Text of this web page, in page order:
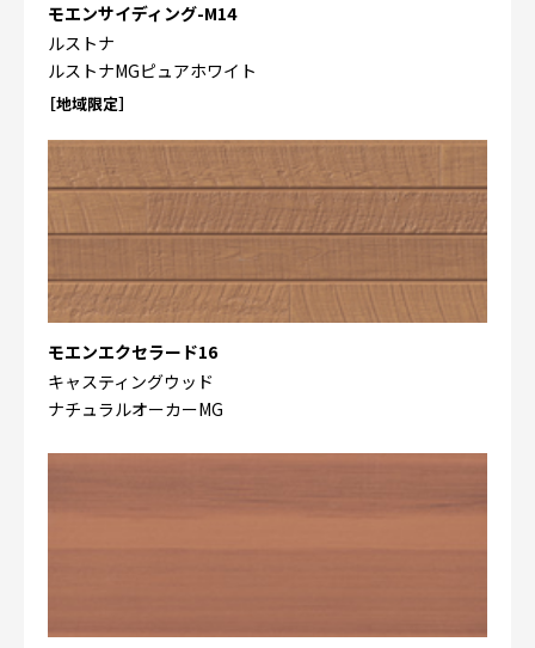
モエンサイディング-M14
ルストナ
ルストナMGピュアホワイト
［地域限定］
モエンエクセラード16
キャスティングウッド
ナチュラルオーカーMG